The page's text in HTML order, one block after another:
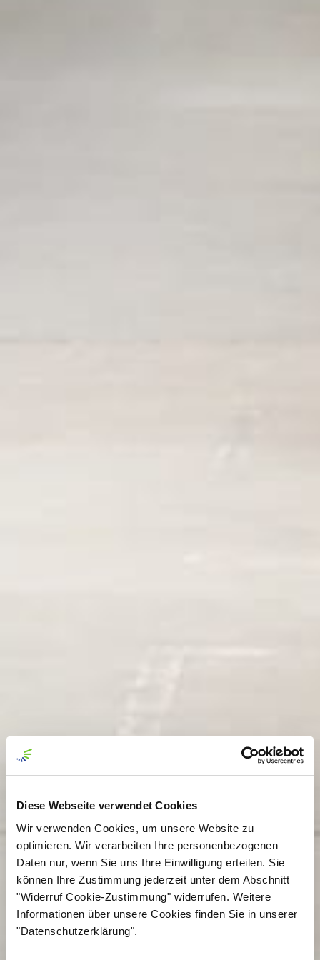
Diese Webseite verwendet Cookies
Wir verwenden Cookies, um unsere Website zu
optimieren. Wir verarbeiten Ihre personenbezogenen
Daten nur, wenn Sie uns Ihre Einwilligung erteilen. Sie
können Ihre Zustimmung jederzeit unter dem Abschnitt
"Widerruf Cookie-Zustimmung" widerrufen. Weitere
Informationen über unsere Cookies finden Sie in unserer
"Datenschutzerklärung".